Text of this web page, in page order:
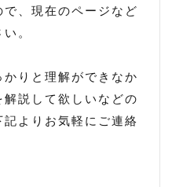
、現在のページなど
。
りと理解ができなか
説して欲しいなどの
よりお気軽にご連絡